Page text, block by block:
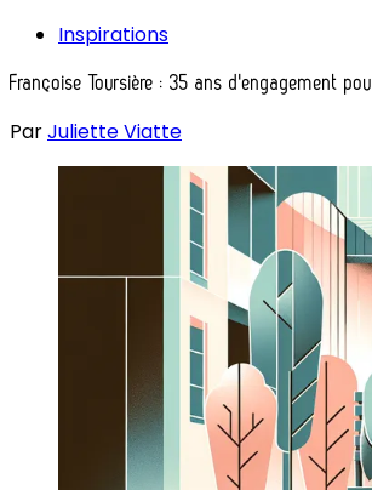
Inspirations
Françoise Toursière : 35 ans d'engagement
ParJuliette Viatte